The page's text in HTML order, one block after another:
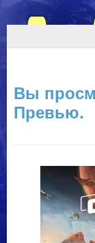
Вы
Превью.